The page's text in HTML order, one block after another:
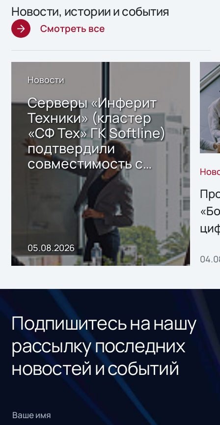
Новости, истории и события
Смотреть все
Новости
Серверы «Инферит
Техники» (кластер
«СФ Тех» ГК Softline)
подтвердили
совместимость с
решением Sharx
Storage 2.x для
хранения данных
05.08.2026
Подпишитесь на нашу
рассылку последних
новостей и событий